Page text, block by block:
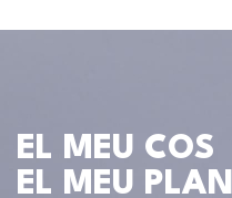
EL MEU COS
EL MEU